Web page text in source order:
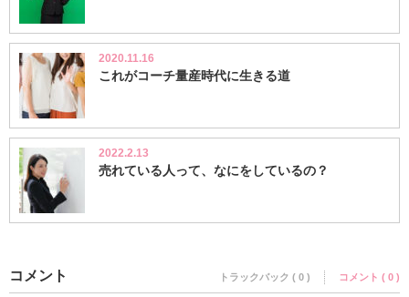
2020.11.16
これがコーチ量産時代に生きる道
2022.2.13
売れている人って、なにをしているの？
コメント トラックバック ( 0 ) コメント ( 0 )